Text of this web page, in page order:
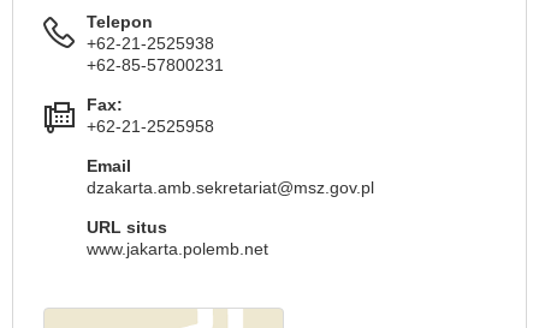
Telepon
+62-21-2525938
+62-85-57800231
Fax:
+62-21-2525958
Email
dzakarta.amb.sekretariat@msz.gov.pl
URL situs
www.jakarta.polemb.net